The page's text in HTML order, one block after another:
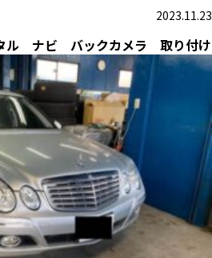
2023.11.23
ル ナビ バックカメラ 取り付け